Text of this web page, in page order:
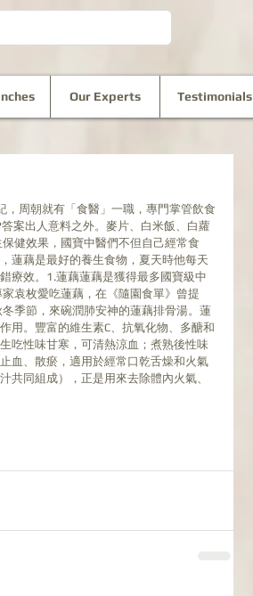
Our Experts Testimonials
周朝就有「食醫」一職，專門掌管飲食
案出人意料之外。麥片、白米飯、白蘿
健效果，國寶中醫們不但自己經常食
蓮藕是最好的養生食物，夏天時他每天
療效。1.蓮藕蓮藕是獲得最多國寶級中
袁枚愛吃蓮藕，在《隨園食單》曾提
季節，來碗潤肺安神的蓮藕排骨湯。蓮
用。豐富的維生素C、抗氧化物、多醣和
吃性味甘寒，可清熱涼血；煮熟後性味
血、散瘀，適用於經常口乾舌燥和火氣
共同組成），正是用來去除體內火氣、